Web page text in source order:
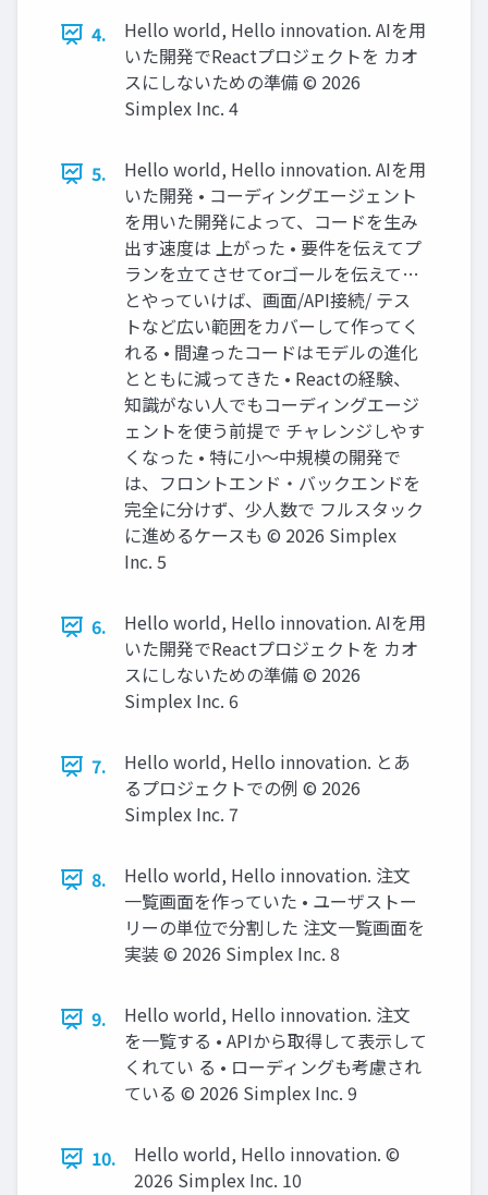
4.
Hello world, Hello innovation. AIを用
いた開発でReactプロジェクトを カオ
スにしないための準備 ©️ 2026
Simplex Inc. 4
5.
Hello world, Hello innovation. AIを用
いた開発 • コーディングエージェント
を用いた開発によって、コードを生み
出す速度は 上がった • 要件を伝えてプ
ランを立てさせてorゴールを伝えて…
とやっていけば、画面/API接続/ テス
トなど広い範囲をカバーして作ってく
れる • 間違ったコードはモデルの進化
とともに減ってきた • Reactの経験、
知識がない人でもコーディングエージ
ェントを使う前提で チャレンジしやす
くなった • 特に小～中規模の開発で
は、フロントエンド・バックエンドを
完全に分けず、少人数で フルスタック
に進めるケースも ©️ 2026 Simplex
Inc. 5
6.
Hello world, Hello innovation. AIを用
いた開発でReactプロジェクトを カオ
スにしないための準備 ©️ 2026
Simplex Inc. 6
7.
Hello world, Hello innovation. とあ
るプロジェクトでの例 ©️ 2026
Simplex Inc. 7
8.
Hello world, Hello innovation. 注文
一覧画面を作っていた • ユーザストー
リーの単位で分割した 注文一覧画面を
実装 ©️ 2026 Simplex Inc. 8
9.
Hello world, Hello innovation. 注文
を一覧する • APIから取得して表示して
くれてい る • ローディングも考慮され
ている ©️ 2026 Simplex Inc. 9
10.
Hello world, Hello innovation. ©️
2026 Simplex Inc. 10